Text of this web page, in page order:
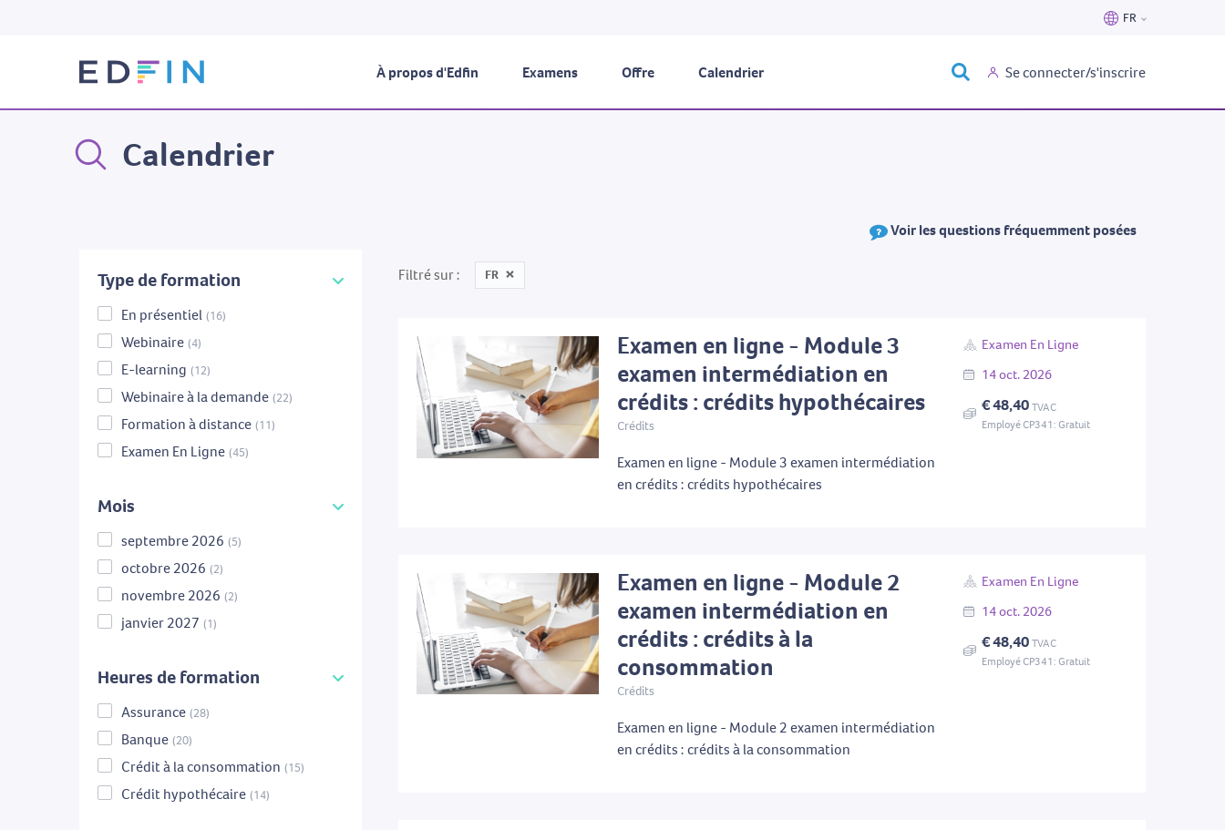
FR
Français
À propos d'Edfin Examens Offre Calendrier Se connecter/s'inscrire
Voir les questions fréquemment posées
Calendrier
Type de formation
En présentiel (16)
Webinaire (4)
E-learning (12)
Webinaire à la demande (22)
Formation à distance (11)
Examen En Ligne (45)
Mois
septembre 2026 (5)
octobre 2026 (2)
novembre 2026 (2)
janvier 2027 (1)
Heures de formation
Assurance (28)
Banque (20)
Crédit à la consommation (15)
Crédit hypothécaire (14)
Filtré sur FR
Examen en ligne - Module 3
examen intermédiation en
crédits : crédits hypothécaires
Crédits
Examen en ligne - Module 3 examen intermédiation
en crédits : crédits hypothécaires
Examen En Ligne
14oct. 2026
€ 48,40TVAC
Employé CP341: Gratuit
Examen en ligne - Module 2
examen intermédiation en
crédits : crédits à la
consommation
Crédits
Examen en ligne - Module 2 examen intermédiation
en crédits : crédits à la consommation
Examen En Ligne
14oct. 2026
€ 48,40TVAC
Employé CP341: Gratuit